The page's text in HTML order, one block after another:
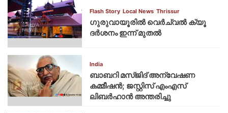
Flash Story Local News Thrissur
ഗുരുവായൂരില്‍ വെര്‍ച്വല്‍ ക്യൂ
ദര്‍ശനം ഇന്ന് മുതല്‍
India
ബാബറി മസ്ജിദ് അന്വേഷണ
കമ്മീഷന്‍; ജസ്റ്റിസ് എംഎസ്
ലിബര്‍ഹാന്‍ അന്തരിച്ചു